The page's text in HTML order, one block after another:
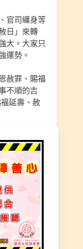
官司纏身等
日」來轉
大。大家只
運勢。
赦罪、賜福
不順的吉
延壽、赦